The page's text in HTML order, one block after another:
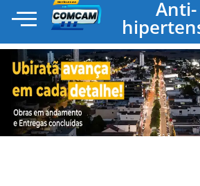
Anti-